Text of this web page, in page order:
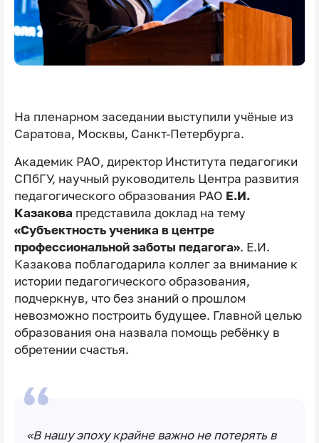
На пленарном заседании выступили учёные из
Саратова, Москвы, Санкт-Петербурга.
Академик РАО, директор Института педагогики
СПбГУ, научный руководитель Центра развития
педагогического образования РАО Е.И.
Казаковапредставила доклад на тему
«Субъектность ученика в центре
профессиональной заботы педагога». Е.И.
Казакова поблагодарила коллег за внимание к
истории педагогического образования,
подчеркнув, что без знаний о прошлом
невозможно построить будущее. Главной целью
образования она назвала помощь ребёнку в
обретении счастья.
«В нашу эпоху крайне важно не потерять в